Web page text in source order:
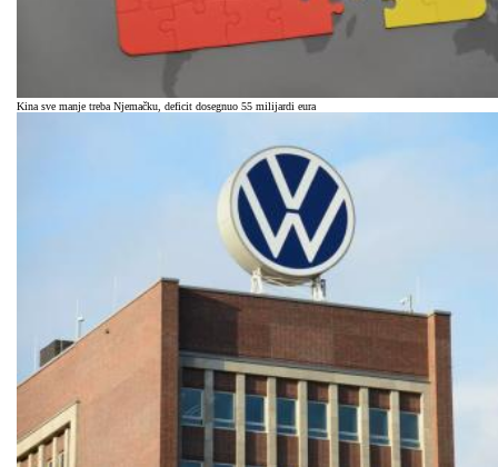
Kina sve manje treba Njemačku, deficit dosegnuo 55 milijardi eura